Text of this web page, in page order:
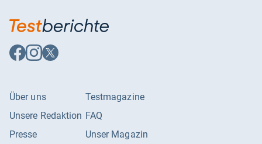
Auf
Facebook
Auf
Instagram
Auf
X
Über uns
Unsere Redaktion
Presse
Testmagazine
FAQ
Unser Magazin